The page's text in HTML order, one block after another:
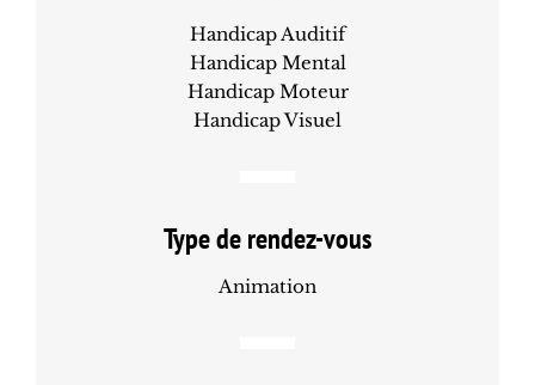
Handicap Auditif
Handicap Mental
Handicap Moteur
Handicap Visuel
Type de rendez-vous
Animation